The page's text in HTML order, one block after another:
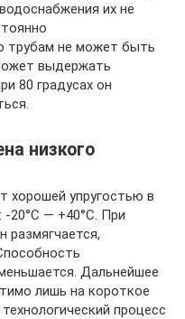
их не
трубам не может быть
выдержать
80 градусах он
низкого
хорошей упругостью в
20°C — +40°C. При
размягчается,
Дальнейшее
лишь на короткое
процесс